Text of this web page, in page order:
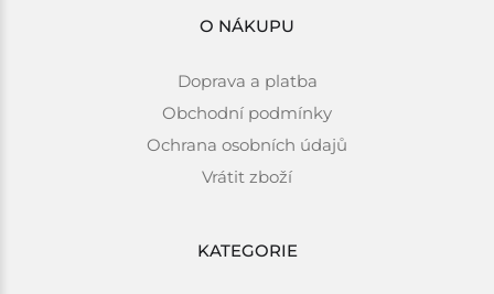
O NÁKUPU
Doprava a platba
Obchodní podmínky
Ochrana osobních údajů
Vrátit zboží
KATEGORIE